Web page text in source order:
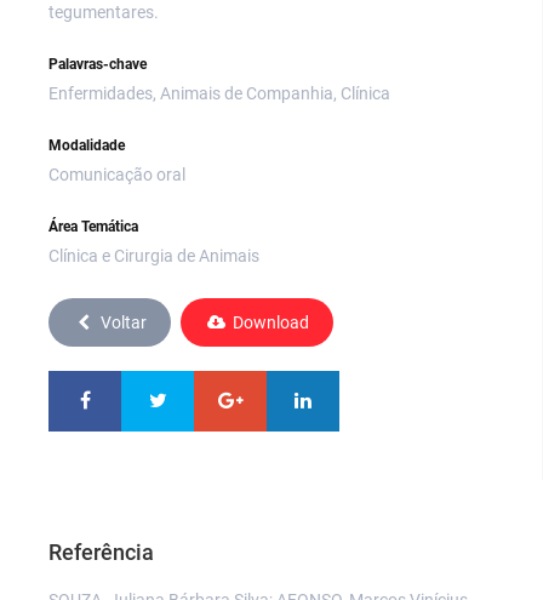
tegumentares.
Palavras-chave
Enfermidades, Animais de Companhia, Clínica
Modalidade
Comunicação oral
Área Temática
Clínica e Cirurgia de Animais
Voltar Download
Referência